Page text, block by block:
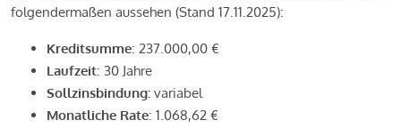
folgendermaßen aussehen (Stand 17.11.2025):
Kreditsumme: 237.000,00 €
Laufzeit: 30 Jahre
Sollzinsbindung: variabel
Monatliche Rate: 1.068,62 €